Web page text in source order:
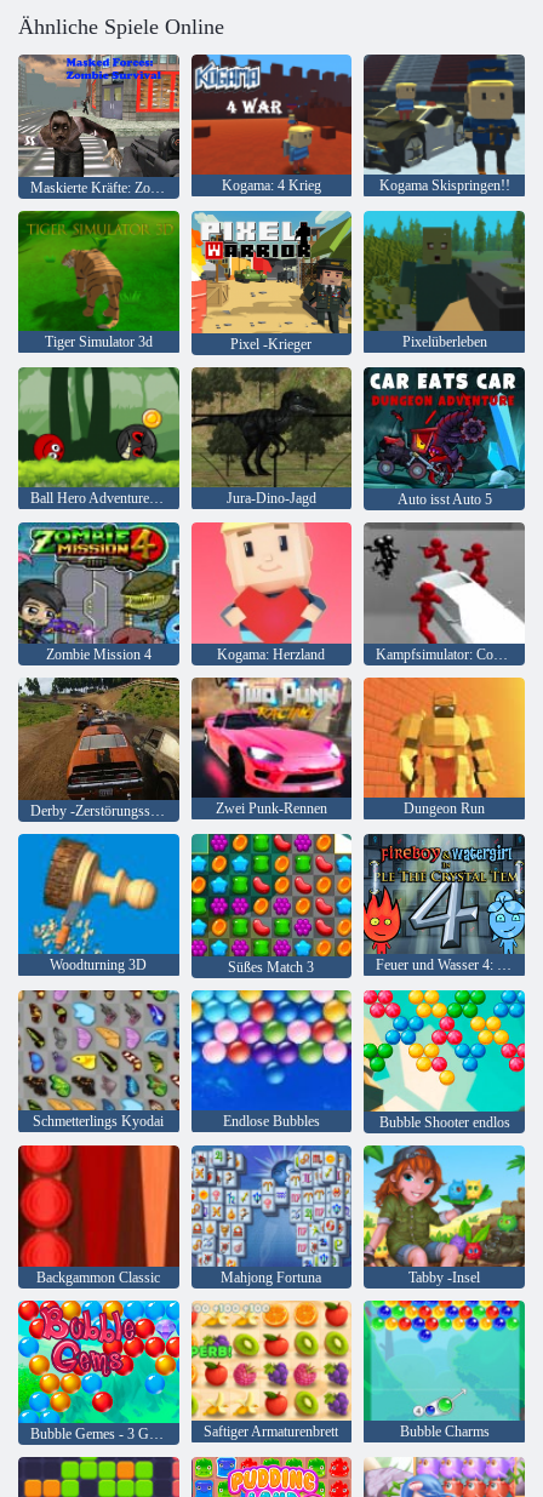
Ähnliche Spiele Online
Maskierte Kräfte: Zombie-Überleben Kogama: 4 Krieg Kogama Skispringen!!
Tiger Simulator 3d Pixel -Krieger Pixelüberleben
Ball Hero Adventure: Roter Schlagball Jura-Dino-Jagd Auto isst Auto 5
Zombie Mission 4 Kogama: Herzland Kampfsimulator: Counter Stickman
Zwei Punk-Rennen Dungeon Run
Woodturning 3D Süßes Match 3 Feuer und Wasser 4: Kristalltempel
Schmetterlings Kyodai Endlose Bubbles Bubble Shooter endlos
Backgammon Classic Mahjong Fortuna Tabby -Insel
Saftiger Armaturenbrett Bubble Charms